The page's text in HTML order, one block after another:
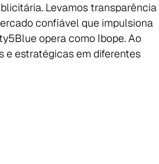
Levamos transparência
confiável que impulsiona
opera como Ibope. Ao
e estratégicas em diferentes